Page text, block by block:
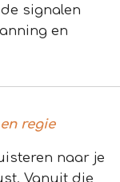
signalen
en
regie
naar je
Vanuit die